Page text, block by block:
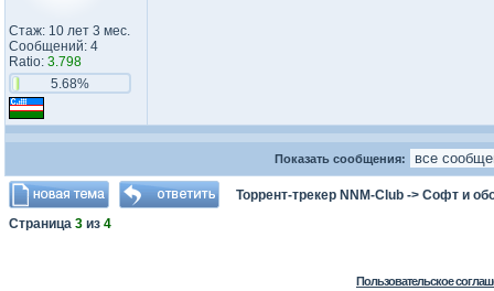
Стаж: 10 лет 3 мес.
Сообщений: 4
Ratio: 3.798
5.68%
Показать сообщения:
Торрент-трекер NNM-Club -> Софт и
Страница 3 из 4
Пользовательское